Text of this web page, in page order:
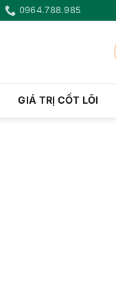
0964.788.985
GIÁ TRỊ CỐT LÕI